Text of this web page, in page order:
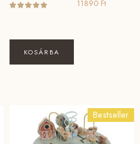
11890 Ft
KOSÁRBA
Bestseller